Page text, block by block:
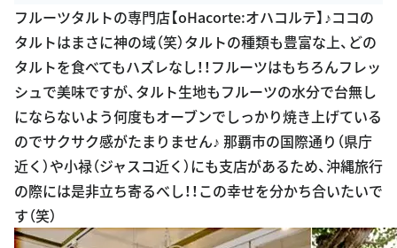
フルーツタルトの専門店【oHacorte:オハコルテ】♪ココの
タルトはまさに神の域（笑）タルトの種類も豊富な上、どの
タルトを食べてもハズレなし！！フルーツはもちろんフレッ
シュで美味ですが、タルト生地もフルーツの水分で台無し
にならないよう何度もオーブンでしっかり焼き上げている
のでサクサク感がたまりません♪ 那覇市の国際通り（県庁
近く）や小禄（ジャスコ近く）にも支店があるため、沖縄旅行
の際には是非立ち寄るべし！！この幸せを分かち合いたいで
す（笑）